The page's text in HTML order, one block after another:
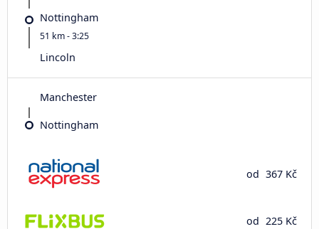
Nottingham
51 km - 3:25
Lincoln
Manchester
Nottingham
od 367 Kč
od 225 Kč